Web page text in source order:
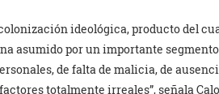
ideológica, producto del
asumido por un importante
de falta de malicia, de
totalmente irreales”, señala